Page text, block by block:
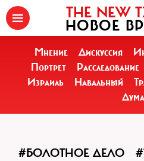
THE NEW
НОВОЕ
Мнение Дискуссия
Портрет
Расследование
Израиль
Навальный
Дума
#БОЛОТНОЕ ДЕЛО